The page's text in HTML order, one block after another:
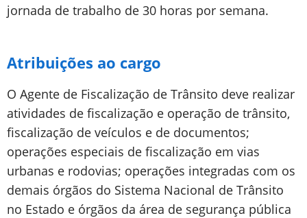
jornada de trabalho de 30 horas por semana.
Atribuições ao cargo
O Agente de Fiscalização de Trânsito deve realizar
atividades de fiscalização e operação de trânsito,
fiscalização de veículos e de documentos;
operações especiais de fiscalização em vias
urbanas e rodovias; operações integradas com os
demais órgãos do Sistema Nacional de Trânsito
no Estado e órgãos da área de segurança pública